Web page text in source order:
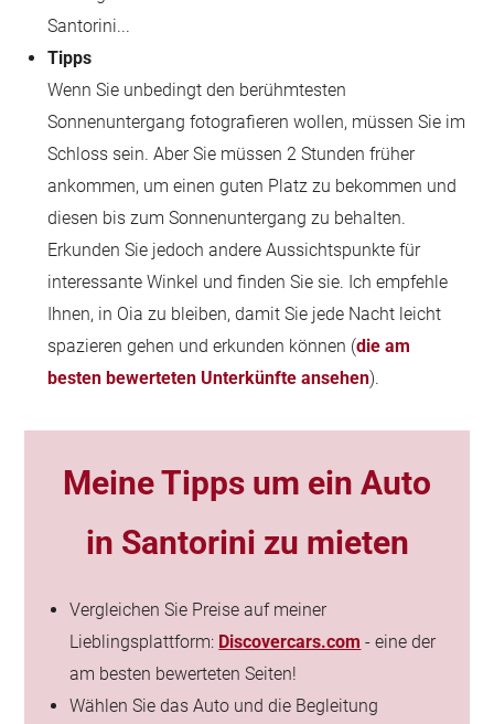
Santorini...
Tipps
Wenn Sie unbedingt den berühmtesten
Sonnenuntergang fotografieren wollen, müssen Sie im
Schloss sein. Aber Sie müssen 2 Stunden früher
ankommen, um einen guten Platz zu bekommen und
diesen bis zum Sonnenuntergang zu behalten.
Erkunden Sie jedoch andere Aussichtspunkte für
interessante Winkel und finden Sie sie. Ich empfehle
Ihnen, in Oia zu bleiben, damit Sie jede Nacht leicht
spazieren gehen und erkunden können (die am
besten bewerteten Unterkünfte ansehen).
Meine Tipps um ein Auto
in Santorini zu mieten
Vergleichen Sie Preise auf meiner
Lieblingsplattform: Discovercars.com - eine der
am besten bewerteten Seiten!
Wählen Sie das Auto und die Begleitung